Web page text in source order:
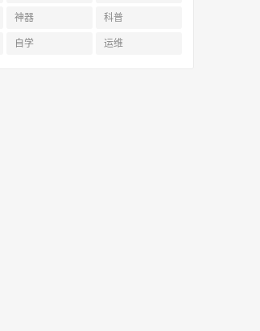
神器 科普
自学 运维